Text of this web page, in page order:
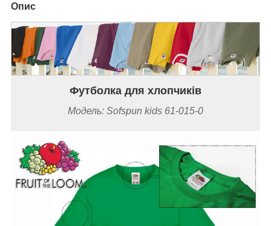
Опис
Футболка для хлопчиків
Модель: Sofspun kids 61-015-0